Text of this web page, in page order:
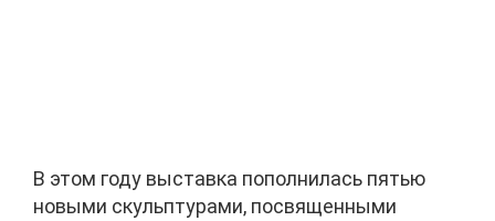
В этом году выставка пополнилась пятью
новыми скульптурами, посвященными